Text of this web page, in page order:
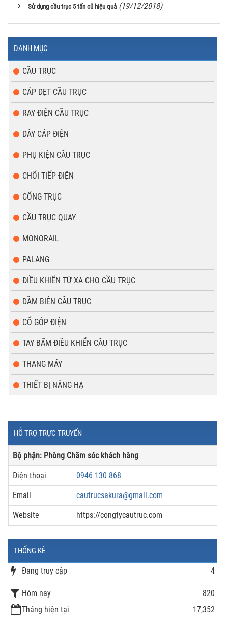
Sử dụng cầu trục 5 tấn cũ hiệu quả (19/12/2018)
DANH MỤC
CẦU TRỤC
CÁP DẸT CẦU TRỤC
RAY ĐIỆN CẦU TRỤC
DÂY CÁP ĐIỆN
PHỤ KIỆN CẦU TRỤC
CHỔI TIẾP ĐIỆN
CỔNG TRỤC
CẦU TRỤC QUAY
MONORAIL
PALANG
ĐIỀU KHIỂN TỪ XA CHO CẦU TRỤC
DẦM BIÊN CẦU TRỤC
CỔ GÓP ĐIỆN
TAY BẤM ĐIỀU KHIỂN CẦU TRỤC
THANG MÁY
THIẾT BỊ NÂNG HẠ
HỖ TRỢ TRỰC TRUYẾN
Bộ phận: Phòng Chăm sóc khách hàng
Điện thoại 0946 130 868
Email cautrucsakura@gmail.com
Website https://congtycautruc.com
THỐNG KÊ
Đang truy cập 4
Hôm nay
820
Tháng hiện tại
17,352